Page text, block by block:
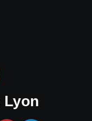
Lyon